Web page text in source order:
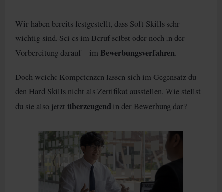
Wir haben bereits festgestellt, dass Soft Skills sehr
wichtig sind. Sei es im Beruf selbst oder noch in der
Vorbereitung darauf – im Bewerbungsverfahren.
Doch weiche Kompetenzen lassen sich im Gegensatz du
den Hard Skills nicht als Zertifikat ausstellen. Wie stellst
du sie also jetzt überzeugend in der Bewerbung dar?